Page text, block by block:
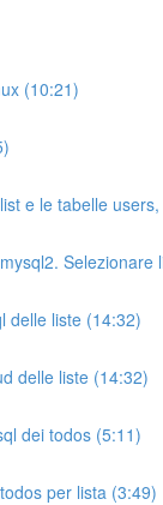
(10:21)
e le tabelle
Selezionare
delle liste (14:32)
delle liste (14:32)
dei todos (5:11)
per lista (3:49)